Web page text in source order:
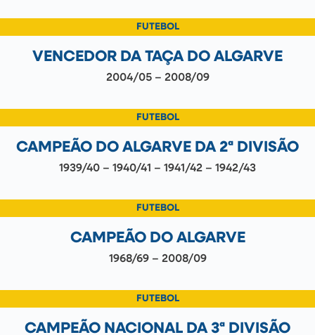
FUTEBOL
VENCEDOR DA TAÇA DO ALGARVE
2004/05 – 2008/09
FUTEBOL
CAMPEÃO DO ALGARVE DA 2ª DIVISÃO
1939/40 – 1940/41 – 1941/42 – 1942/43
FUTEBOL
CAMPEÃO DO ALGARVE
1968/69 – 2008/09
FUTEBOL
CAMPEÃO NACIONAL DA 3ª DIVISÃO